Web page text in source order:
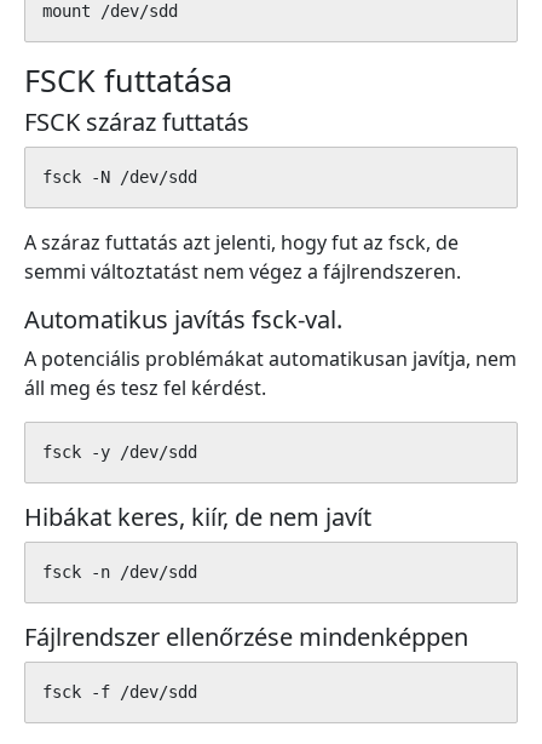
mount /dev/sdd
FSCK futtatása
FSCK száraz futtatás
fsck -N /dev/sdd
A száraz futtatás azt jelenti, hogy fut az fsck, de
semmi változtatást nem végez a fájlrendszeren.
Automatikus javítás fsck-val.
A potenciális problémákat automatikusan javítja, nem
áll meg és tesz fel kérdést.
fsck -y /dev/sdd
Hibákat keres, kiír, de nem javít
fsck -n /dev/sdd
Fájlrendszer ellenőrzése mindenképpen
fsck -f /dev/sdd